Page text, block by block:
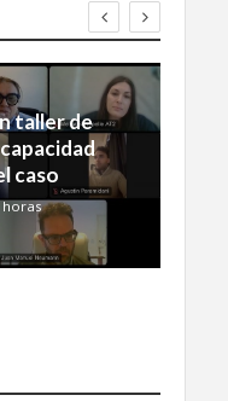
taller de
caso
horas